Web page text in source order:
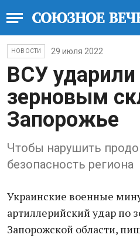
НОВОСТИ 29 июля 2022
ВСУ ударили
зерновым
Запорожье
Чтобы нарушить
безопасность региона
Украинские военные
артиллерийский удар по
Запорожской области,